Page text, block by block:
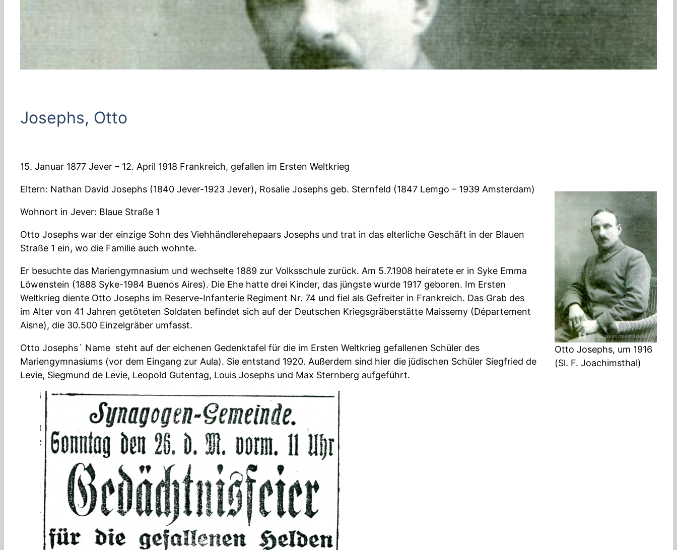
Josephs, Otto
15. Januar 1877 Jever – 12. April 1918 Frankreich, gefallen im Ersten Weltkrieg
Otto Josephs, um 1916
(Sl. F. Joachimsthal)
Eltern: Nathan David Josephs (1840 Jever-1923 Jever), Rosalie Josephs geb. Sternfeld (1847 Lemgo – 1939 Amsterdam)
Wohnort in Jever: Blaue Straße 1
Otto Josephs war der einzige Sohn des Viehhändlerehepaars Josephs und trat in das elterliche Geschäft in der Blauen
Straße 1 ein, wo die Familie auch wohnte.
Er besuchte das Mariengymnasium und wechselte 1889 zur Volksschule zurück. Am 5.7.1908 heiratete er in Syke Emma
Löwenstein (1888 Syke-1984 Buenos Aires). Die Ehe hatte drei Kinder, das jüngste wurde 1917 geboren. Im Ersten
Weltkrieg diente Otto Josephs im Reserve-Infanterie Regiment Nr. 74 und fiel als Gefreiter in Frankreich. Das Grab des
im Alter von 41 Jahren getöteten Soldaten befindet sich auf der Deutschen Kriegsgräberstätte Maissemy (Département
Aisne), die 30.500 Einzelgräber umfasst.
Otto Josephs´ Name steht auf der eichenen Gedenktafel für die im Ersten Weltkrieg gefallenen Schüler des
Mariengymnasiums (vor dem Eingang zur Aula). Sie entstand 1920. Außerdem sind hier die jüdischen Schüler Siegfried de
Levie, Siegmund de Levie, Leopold Gutentag, Louis Josephs und Max Sternberg aufgeführt.